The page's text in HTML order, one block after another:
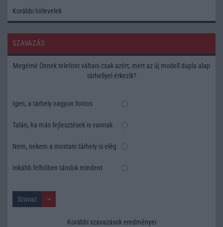
Korábbi hírlevelek
SZAVAZÁS
Megérné Önnek telefont váltani csak azért, mert az új modell dupla alap
tárhellyel érkezik?
Igen, a tárhely nagyon fontos
Talán, ha más fejlesztések is vannak
Nem, nekem a mostani tárhely is elég
Inkább felhőben tárolok mindent
Korábbi szavazások eredményei